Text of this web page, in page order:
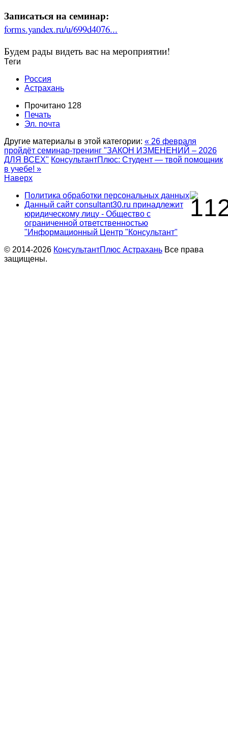
Записаться на семинар:
forms.yandex.ru/u/699d4076...
Будем рады видеть вас на мероприятии!
Теги
Россия
Астрахань
Прочитано 128
Печать
Эл. почта
Другие материалы в этой категории: « 26 февраля
пройдёт семинар-тренинг "ЗАКОН ИЗМЕНЕНИЙ – 2026
ДЛЯ ВСЕХ" КонсультантПлюс: Студент — твой помощник
в учебе! »
Наверх
Политика обработки персональных данных
Данный сайт consultant30.ru принадлежит
юридическому лицу - Общество с
ограниченной ответственностью
"Информационный Центр "Консультант"
© 2014-2026 КонсультантПлюс Астрахань Все права
защищены.